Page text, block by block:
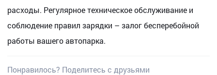
расходы. Регулярное техническое обслуживание и
соблюдение правил зарядки – залог бесперебойной
работы вашего автопарка.
Понравилось? Поделитесь с друзьями